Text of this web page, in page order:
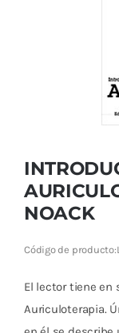
Material
clínico
Material de
OFERTAS
NOACK
Código de producto:
El lector tiene en
Auriculoterapia.